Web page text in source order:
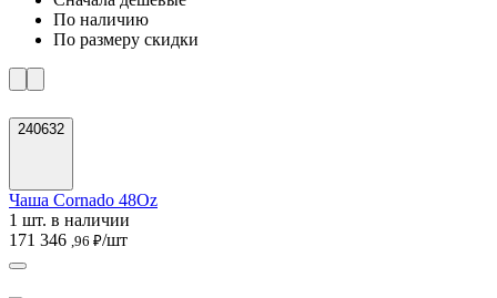
По наличию
По размеру скидки
240632
Чаша Cornado 48Oz
1 шт. в наличии
171 346 ,96 ₽/шт